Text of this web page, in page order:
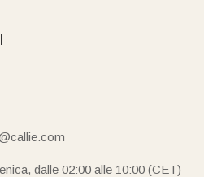
dalle 02:00 alle 10:00 (CET)